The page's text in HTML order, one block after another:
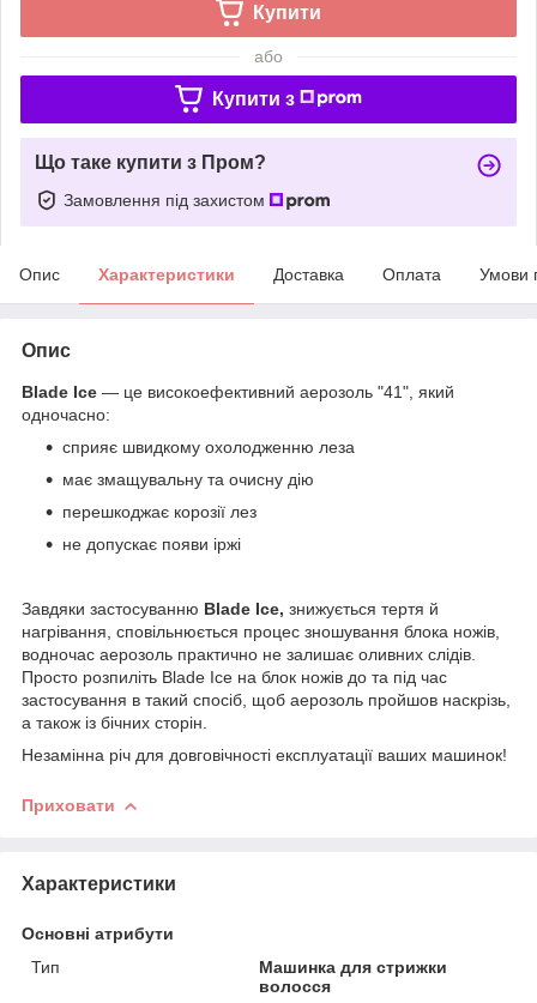
Купити
або
Купити з
Що таке купити з Пром?
Замовлення під захистом
Опис Характеристики Доставка Оплата Умови
Опис
Blade Ice — це високоефективний аерозоль "41", який
одночасно:
сприяє швидкому охолодженню леза
має змащувальну та очисну дію
перешкоджає корозії лез
не допускає появи іржі
Завдяки застосуванню Blade Ice, знижується тертя й
нагрівання, сповільнюється процес зношування блока ножів,
водночас аерозоль практично не залишає оливних слідів.
Просто розпиліть Blade Ice на блок ножів до та під час
застосування в такий спосіб, щоб аерозоль пройшов наскрізь,
а також із бічних сторін.
Незамінна річ для довговічності експлуатації ваших машинок!
Приховати
Характеристики
Основні атрибути
Тип
Машинка для стрижки
волосся